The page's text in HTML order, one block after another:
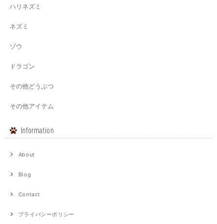
ハリネズミ
ネズミ
ゾウ
ドラゴン
その他どうぶつ
その他アイテム
Information
About
Blog
Contact
プライバシーポリシー